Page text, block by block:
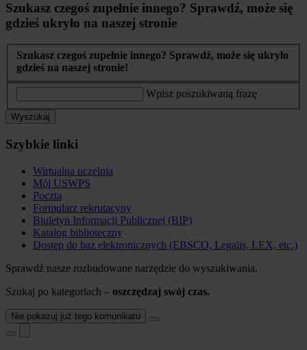
Szukasz czegoś zupełnie innego? Sprawdź, może się
gdzieś ukryło na naszej stronie
Szukasz czegoś zupełnie innego? Sprawdź, może się ukryło
gdzieś na naszej stronie!
Wpisz poszukiwaną frazę
Wyszukaj
Szybkie linki
Wirtualna uczelnia
Mój USWPS
Poczta
Formularz rekrutacyny
Biuletyn Informacji Publicznej (BIP)
Katalog biblioteczny
Dostęp do baz elektronicznych (EBSCO, Legalis, LEX, etc.)
Sprawdź nasze rozbudowane narzędzie do wyszukiwania.
Szukaj po kategoriach – oszczędzaj swój czas.
Nie pokazuj już tego komunikatu